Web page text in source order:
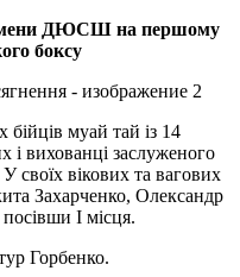
ДЮСШ на першому
боксу
муай тай із 14
і вихованці заслуженого
своїх вікових та вагових
Захарченко, Олександр
І місця.
Горбенко.